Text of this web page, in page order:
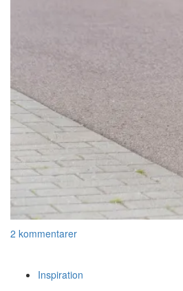
2 kommentarer
Inspiration